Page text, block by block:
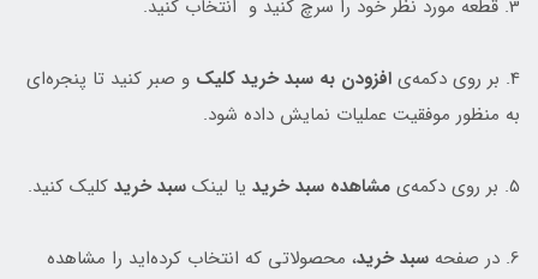
3. قطعه مورد نظر خود را سرچ کنید و انتخاب کنید.
4. بر روی دکمه‌ی افزودن به سبد خرید کلیک و صبر کنید تا پنجره‌ای
به منظور موفقیت عملیات نمایش داده شود.
5. بر روی دکمه‌ی مشاهده سبد خرید یا لینک سبد خرید کلیک کنید.
6. در صفحه سبد خرید، محصولاتی که انتخاب کرده‌اید را مشاهده